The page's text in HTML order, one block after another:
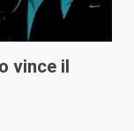
vince il